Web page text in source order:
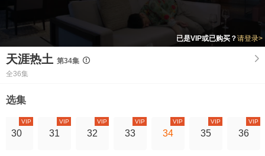
已是VIP或已购买？请登录>
天涯热土 第34集
全36集
选集
30
VIP
31
VIP
32
VIP
33
VIP
34
VIP
35
VIP
36
VIP